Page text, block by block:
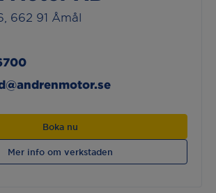
662 91 Åmål
Boka nu
Mer info om verkstaden